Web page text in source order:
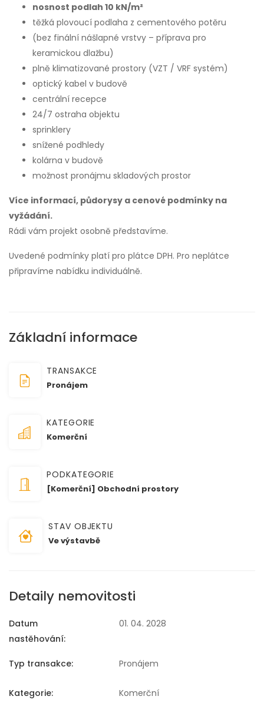
nosnost podlah 10 kN/m²
těžká plovoucí podlaha z cementového potěru
(bez finální nášlapné vrstvy – příprava pro
keramickou dlažbu)
plně klimatizované prostory (VZT / VRF systém)
optický kabel v budově
centrální recepce
24/7 ostraha objektu
sprinklery
snížené podhledy
kolárna v budově
možnost pronájmu skladových prostor
Více informací, půdorysy a cenové podmínky na
vyžádání.
Rádi vám projekt osobně představíme.
Uvedené podmínky platí pro plátce DPH. Pro neplátce
připravíme nabídku individuálně.
Základní informace
TRANSAKCE
Pronájem
KATEGORIE
Komerční
PODKATEGORIE
[Komerční] Obchodní prostory
STAV OBJEKTU
Ve výstavbě
Detaily nemovitosti
Datum
nastěhování:
01. 04. 2028
Typ transakce: Pronájem
Kategorie: Komerční